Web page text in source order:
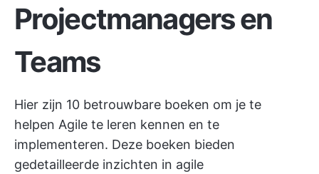
Projectmanagers en
Teams
Hier zijn 10 betrouwbare boeken om je te
helpen Agile te leren kennen en te
implementeren. Deze boeken bieden
gedetailleerde inzichten in agile